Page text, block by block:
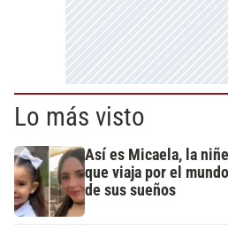
Lo más visto
Así es Micaela, la
que viaja por el
de sus sueños